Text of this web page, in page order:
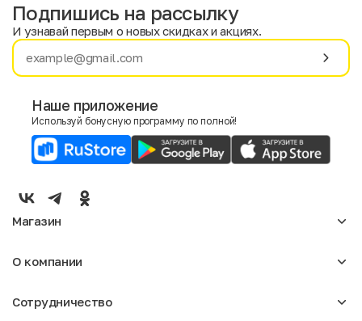
Имя
E-mail
Мужской
Подпишись на рассылку
И узнавай первым о новых скидках и акциях.
Наше приложение
Используй бонусную программу по полной!
Магазин
Мужское
О компании
Отзывы
Сотрудничество